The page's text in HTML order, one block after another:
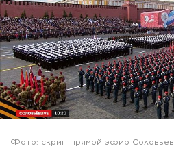
Фото: скрин прямой эфир Соловьев